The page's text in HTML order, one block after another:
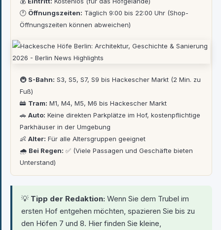
🕐 Öffnungszeiten: Täglich 9:00 bis 22:00 Uhr (Shop-
Öffnungszeiten können abweichen)
🚇 S-Bahn: S3, S5, S7, S9 bis Hackescher Markt (2 Min. zu
Fuß)
🚋 Tram: M1, M4, M5, M6 bis Hackescher Markt
🚗 Auto: Keine direkten Parkplätze im Hof, kostenpflichtige
Parkhäuser in der Umgebung
👶 Alter: Für alle Altersgruppen geeignet
🌧 Bei Regen: ✅ (Viele Passagen und Geschäfte bieten
Unterstand)
💡 Tipp der Redaktion: Wenn Sie dem Trubel im
ersten Hof entgehen möchten, spazieren Sie bis zu
den Höfen 7 und 8. Hier finden Sie kleine,